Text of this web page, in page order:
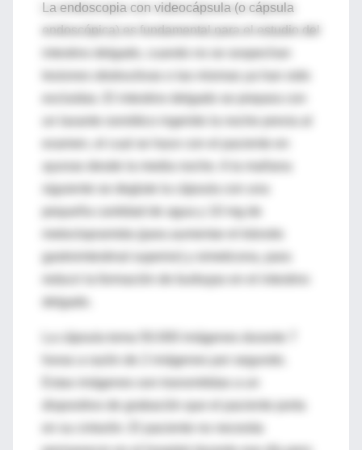
La endoscopia con videocápsula (o cápsula
endoscópica) es fundamental para el estudio del
intestino delgado, cuando no se sospechan
excluidas. El intestino delgado se prepara con
un laxante osmótico ingerido la noche previa al
siguiente se deglute la cápsula con una
pequeña cantidad de agua y 10 mg de
gastrointestinal superior) y simeticona, para
delgado.
La cápsula toma 50.000 imágenes durante 7
horas a razón de 2 imágenes por segundo.
Estas imágenes son transmitidas a un